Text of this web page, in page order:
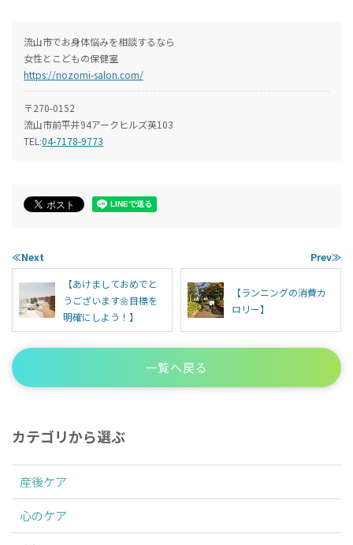
流山市でお身体悩みを相談するなら
女性とこどもの保健室
https://nozomi-salon.com/
〒270-0152
流山市前平井94アークヒルズ英103
TEL:04-7178-9773
≪Next
【あけましておめでと
うございます🌼目標を
明確にしよう！】
Prev≫
【ランニングの消費カ
ロリー】
一覧へ戻る
カテゴリから選ぶ
産後ケア
心のケア